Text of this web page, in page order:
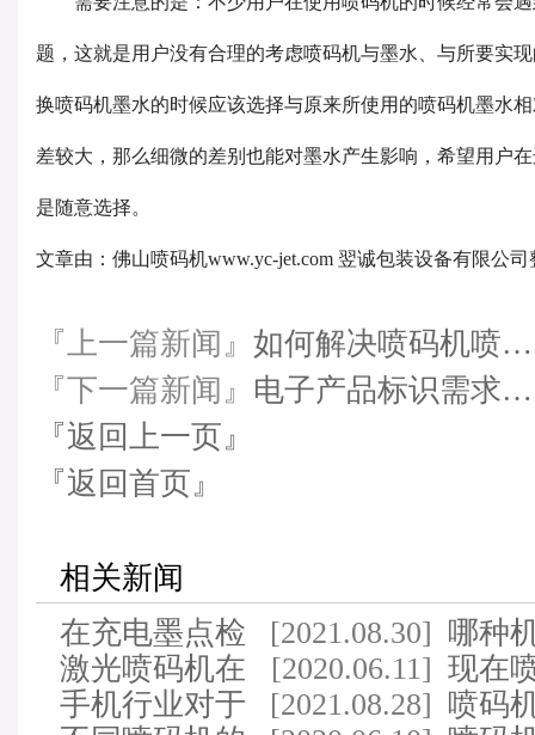
题，这就是用户没有合理的考虑喷码机与墨水、与所要实
换喷码机墨水的时候应该选择与原来所使用的喷码机墨水
差较大，那么细微的差别也能对墨水产生影响，希望用户
是随意选择。
文章由：佛山喷码机www.yc-jet.com 翌诚包装设备有限公
『上一篇新闻』 如何解决喷码机喷…
『下一篇新闻』 电子产品标识需求…
『返回上一页』
『返回首页』
相关新闻
[2021.08.30]
在充电墨点检
测喷码设备会出现哪…
哪种
机适
[2020.06.11]
激光喷码机在
精密电子中的应用
现在
场上
[2021.08.28]
手机行业对于
喷码